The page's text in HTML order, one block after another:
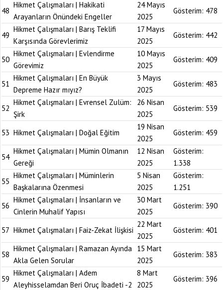
48
Hikmet Çalışmaları | Hakikati
Arayanların Önündeki Engeller
24 Mayıs
2025
Gösterim: 478
49
Hikmet Çalışmaları | Barış Teklifi
Karşısında Görevlerimiz
17 Mayıs
2025
Gösterim: 442
50
Hikmet Çalışmaları | Evlendirme
Görevimiz
10 Mayıs
2025
Gösterim: 409
51
Hikmet Çalışmaları | En Büyük
Depreme Hazır mıyız?
3 Mayıs
2025
Gösterim: 483
52
Hikmet Çalışmaları | Evrensel Zulüm:
Şirk
26 Nisan
2025
Gösterim: 539
53 Hikmet Çalışmaları | Doğal Eğitim
19 Nisan
2025
Gösterim: 459
54
Hikmet Çalışmaları | Mümin Olmanın
Gereği
12 Nisan
2025
Gösterim:
1.338
55
Hikmet Çalışmaları | Müminlerin
Başkalarına Özenmesi
5 Nisan
2025
Gösterim:
1.251
56
Hikmet Çalışmaları | İnsanların ve
Cinlerin Muhalif Yapısı
30 Mart
2025
Gösterim: 390
57 Hikmet Çalışmaları | Faiz-Zekat İlişkisi
22 Mart
2025
Gösterim: 401
58
Hikmet Çalışmaları | Ramazan Ayında
Akla Gelen Sorular
15 Mart
2025
Gösterim: 383
59
Hikmet Çalışmaları | Adem
Aleyhisselamdan Beri Oruç İbadeti -2
8 Mart
2025
Gösterim: 396